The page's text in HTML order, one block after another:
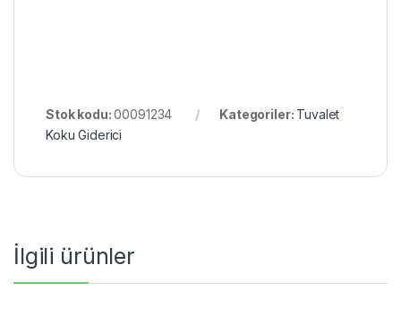
Stok kodu:00091234 Kategoriler: Tuvalet
Koku Giderici
İlgili ürünler